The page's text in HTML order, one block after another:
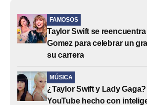
FAMOSOS
Taylor Swift se
Gomez para celebrar un
su carrera
MÚSICA
¿Taylor Swift y Lady
YouTube hecho con